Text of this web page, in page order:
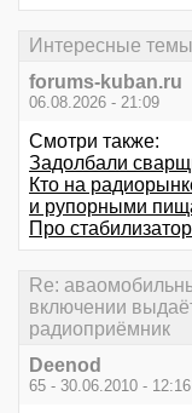
Интересные темы
forums-kuban.ru
06.08.2026 - 21:09
Смотри также:
Задолбали
Кто на
и рупорными
Про
Re:
включении
радиоприёмник
Deenod
65 - 30.06.2010 - 12:16